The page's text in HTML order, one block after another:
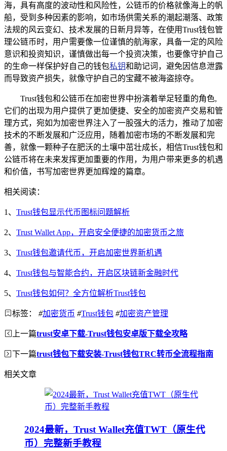
海，具有高度的波动性和风险性，公链币的价格就像海上的帆
船，受到多种因素的影响，如市场供需关系的潮起潮落、政策
法规的风云变幻、技术发展的日新月异等，在使用Trust钱包管
理公链币时，用户需要像一位谨慎的航海家，具备一定的风险
意识和投资知识，谨慎做出每一个投资决策，也要像守护自己
的生命一样保护好自己的钱包私钥和助记词，避免因信息泄露
而导致资产损失，就像守护自己的宝藏不被海盗掠夺。
Trust钱包和公链币在加密世界中扮演着举足轻重的角色,
它们的出现为用户提供了更加便捷、安全的加密资产交易和管
理方式，宛如为加密世界注入了一股强大的活力，推动了加密
技术的不断发展和广泛应用，随着加密市场的不断发展和完
善，就像一颗种子在肥沃的土壤中茁壮成长，相信Trust钱包和
公链币将在未来发挥更加重要的作用，为用户带来更多的机遇
和价值，书写加密世界更加辉煌的篇章。
相关阅读：
1、 Trust钱包显示代币图标问题解析
2、 Trust Wallet App，开启安全便捷的加密货币之旅
3、 Trust钱包邀请代币，开启加密世界新机遇
4、 Trust钱包与智能合约，开启区块链新金融时代
5、 Trust钱包如何？全方位解析Trust钱包
标签： #加密货币 #Trust钱包 #加密资产管理
上一篇trust安卓下载-Trust钱包安卓版下载全攻略
下一篇trust钱包下载安装-Trust钱包TRC转币全流程指南
相关文章
2024最新，Trust Wallet充值TWT（原生代
币）完整新手教程